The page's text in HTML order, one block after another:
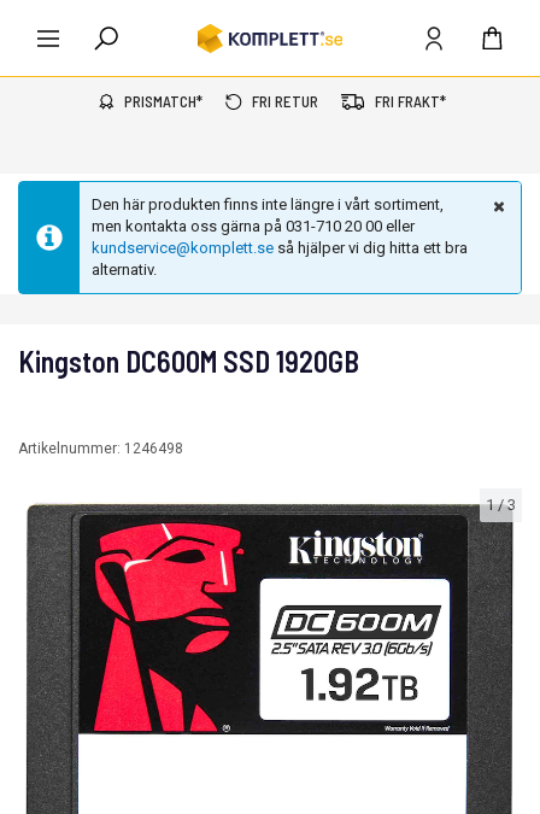
PRISMATCH* FRI RETUR FRI FRAKT*
Den här produkten finns inte längre i vårt sortiment,
men kontakta oss gärna på 031-710 20 00 eller
kundservice@komplett.se så hjälper vi dig hitta ett bra
alternativ.
1/3
Kingston DC600M SSD 1920GB
Artikelnummer: 1246498